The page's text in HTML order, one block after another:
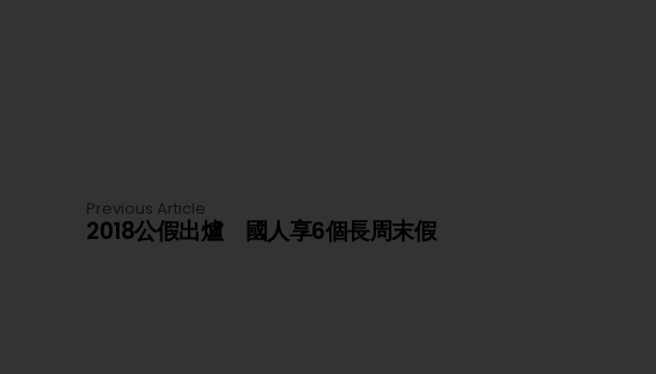
Previous Article
2018公假出爐 國人享6個長周末假